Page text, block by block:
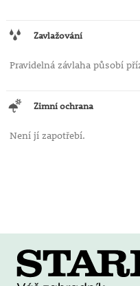
Zavlažování
Pravidelná závlaha působí
Zimní ochrana
Není jí zapotřebí.